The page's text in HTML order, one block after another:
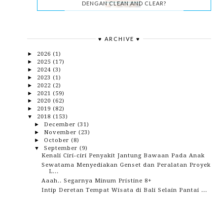
DENGAN CLEAN AND CLEAR?
♥ ARCHIVE ♥
► 2026 (1)
► 2025 (17)
► 2024 (3)
► 2023 (1)
► 2022 (2)
► 2021 (59)
► 2020 (62)
► 2019 (82)
▼ 2018 (153)
► December (31)
► November (23)
► October (8)
▼ September (9)
Kenali Ciri-ciri Penyakit Jantung Bawaan Pada Anak
Sewatama Menyediakan Genset dan Peralatan Proyek
L...
Aaah.. Segarnya Minum Pristine 8+
Intip Deretan Tempat Wisata di Bali Selain Pantai ...